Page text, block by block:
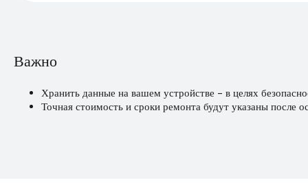
Важно
Хранить данные на вашем устройстве - в целях
Точная стоимость и сроки ремонта будут указаны после